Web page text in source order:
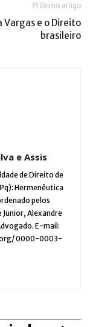
Próximo artigo
Vargas e o Direito
brasileiro
e Assis
de Direito de
Hermenêutica
pelos
Alexandre
E-mail:
0000-0003-